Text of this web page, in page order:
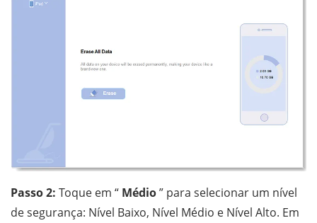
Passo 2: Toque em “ Médio” para selecionar um nível
de segurança: Nível Baixo, Nível Médio e Nível Alto. Em